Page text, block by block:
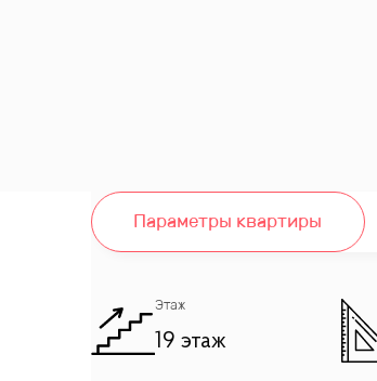
Параметры квартиры
Этаж
19 этаж